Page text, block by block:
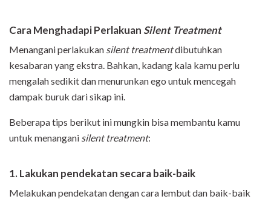
Cara Menghadapi Perlakuan Silent Treatment
Menangani perlakukan silent treatmentdibutuhkan
kesabaran yang ekstra. Bahkan, kadang kala kamu perlu
mengalah sedikit dan menurunkan ego untuk mencegah
dampak buruk dari sikap ini.
Beberapa tips berikut ini mungkin bisa membantu kamu
untuk menangani silent treatment:
1. Lakukan pendekatan secara baik-baik
Melakukan pendekatan dengan cara lembut dan baik-baik